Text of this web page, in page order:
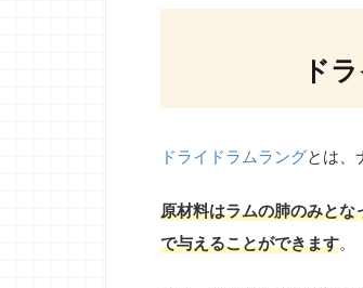
ド
ドライドラムラングとは、
原材料はラムの肺のみと
で与えることができます。